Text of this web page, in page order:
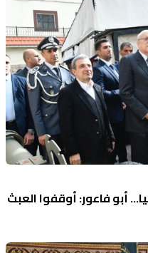
أبو فاعور: أوقفوا العبث